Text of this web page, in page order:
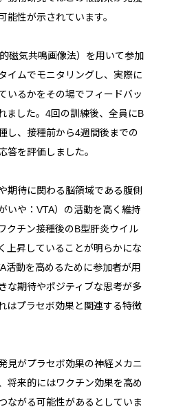
能性が示されています。
磁気共鳴画像法）を用いて参加
イムでモニタリングし、実際に
いるかをその場でフィードバッ
ました。4回の訓練後、全員にB
し、接種前から4週間後までの
答を評価しました。
期待に関わる脳領域である腹側
いや：VTA）の活動を高く維持
クチン接種後のB型肝炎ウイル
上昇していることが明らかにな
活動を高めるために参加者が用
な期待やポジティブな思考が多
はプラセボ効果と関連する特徴
見がプラセボ効果の神経メカニ
将来的にはワクチン効果を高め
ながる可能性があるとしていま